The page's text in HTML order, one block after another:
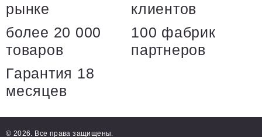
рынке
клиентов
более 20 000
товаров
100 фабрик
партнеров
Гарантия 18
месяцев
© 2026. Все права защищены.